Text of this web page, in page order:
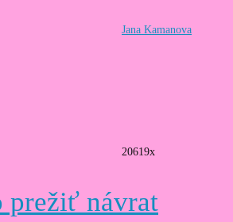
Jana Kamanova
20619x
prežiť návrat